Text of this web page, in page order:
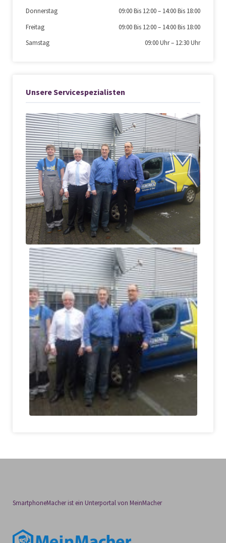
Donnerstag
09:00 Bis 12:00– 14:00 Bis 18:00
Freitag
09:00 Bis 12:00– 14:00 Bis 18:00
Samstag
09:00 Uhr– 12:30 Uhr
Unsere Servicespezialisten
SmartphoneMacher ist ein Unterportal von MeinMacher